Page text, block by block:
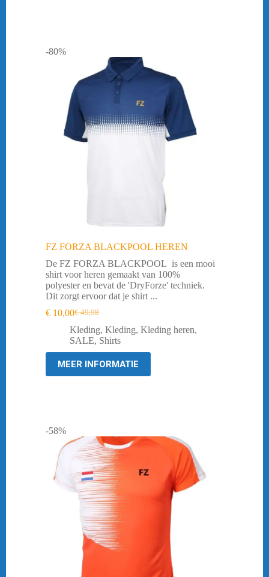
-80%
FZ FORZA BLACKPOOL HEREN
De FZ FORZA BLACKPOOL is een mooi
shirt voor heren gemaakt van 100%
polyester en bevat de 'DryForze' techniek.
Dit zorgt ervoor dat je shirt ...
€49,98
Oorspronkelijke
prijs
was:
€ 49,98.
€ 10,00Huidige
prijs
is:
€ 10,00.
Kleding, Kleding, Kleding heren,
SALE, Shirts
MEER INFORMATIE
-58%